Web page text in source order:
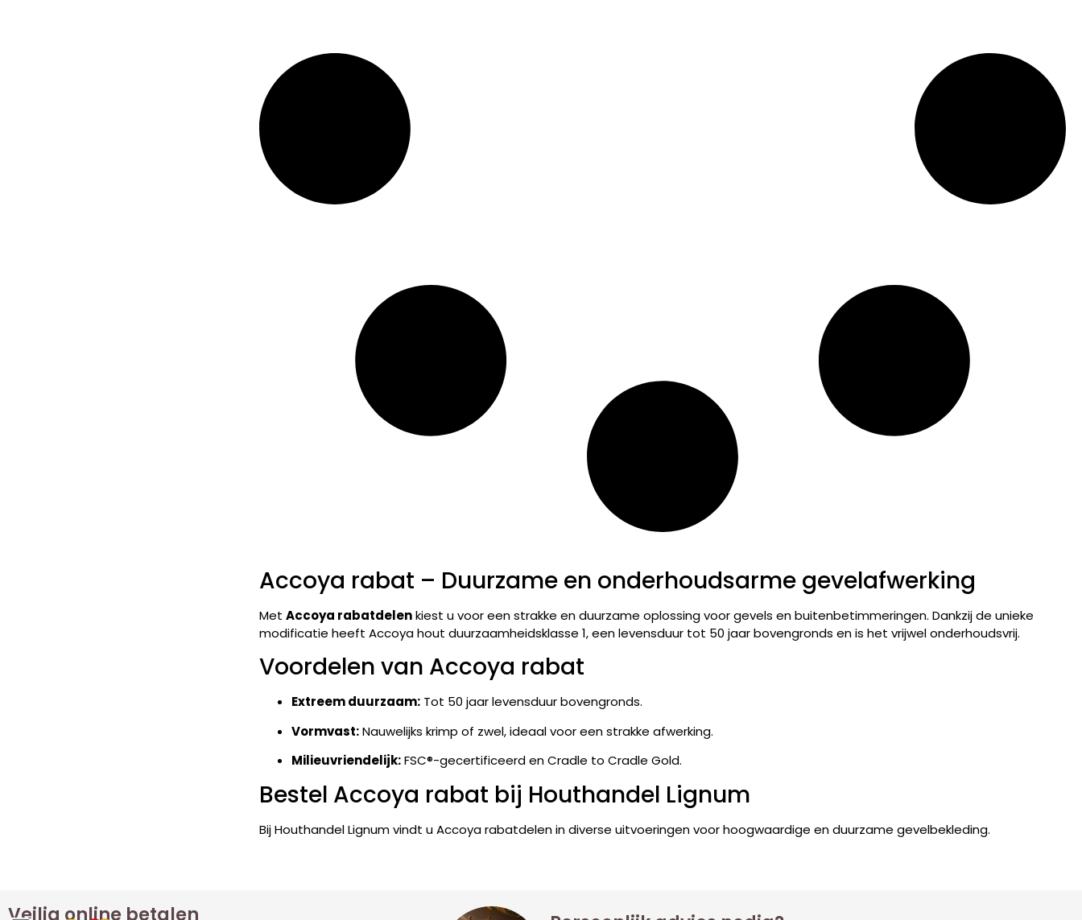
Accoya rabat – Duurzame en onderhoudsarme gevelafwerking
Met Accoya rabatdelenkiest u voor een strakke en duurzame oplossing voor gevels en buitenbetimmeringen. Dankzij de unieke
modificatie heeft Accoya hout duurzaamheidsklasse 1, een levensduur tot 50 jaar bovengronds en is het vrijwel onderhoudsvrij.
Voordelen van Accoya rabat
Extreem duurzaam:Tot 50 jaar levensduur bovengronds.
Vormvast:Nauwelijks krimp of zwel, ideaal voor een strakke afwerking.
Milieuvriendelijk:FSC®-gecertificeerd en Cradle to Cradle Gold.
Bestel Accoya rabat bij Houthandel Lignum
Bij Houthandel Lignum vindt u Accoya rabatdelen in diverse uitvoeringen voor hoogwaardige en duurzame gevelbekleding.
Veilig online betalen